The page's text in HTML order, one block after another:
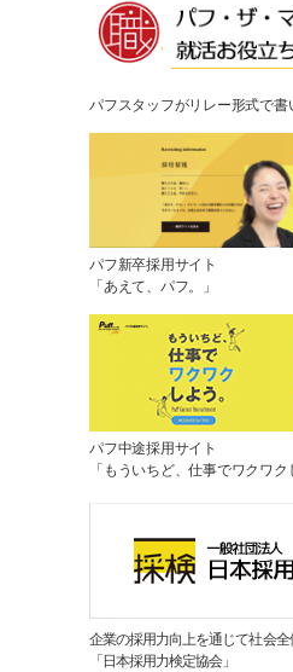
パフスタッフがリレー形式で書
パフ新卒採用サイト
「あえて、パフ。」
パフ中途採用サイト
「もういちど、仕事でワクワク
企業の採用力向上を通じて社会
「日本採用力検定協会」